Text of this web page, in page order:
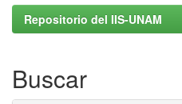
Repositorio del IIS-UNAM
Buscar